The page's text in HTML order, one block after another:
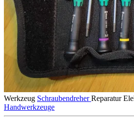
Werkzeug SchraubendreherReparatur
Handwerkzeuge